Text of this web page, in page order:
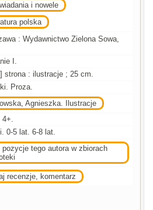
i nowele
polska
: Wydawnictwo Zielona Sowa,
I.
strona : ilustracje ; 25 cm.
Proza.
Agnieszka. Ilustracje
4+.
0-5 lat. 6-8 lat.
pozycje tego autora w zbiorach
recenzje, komentarz